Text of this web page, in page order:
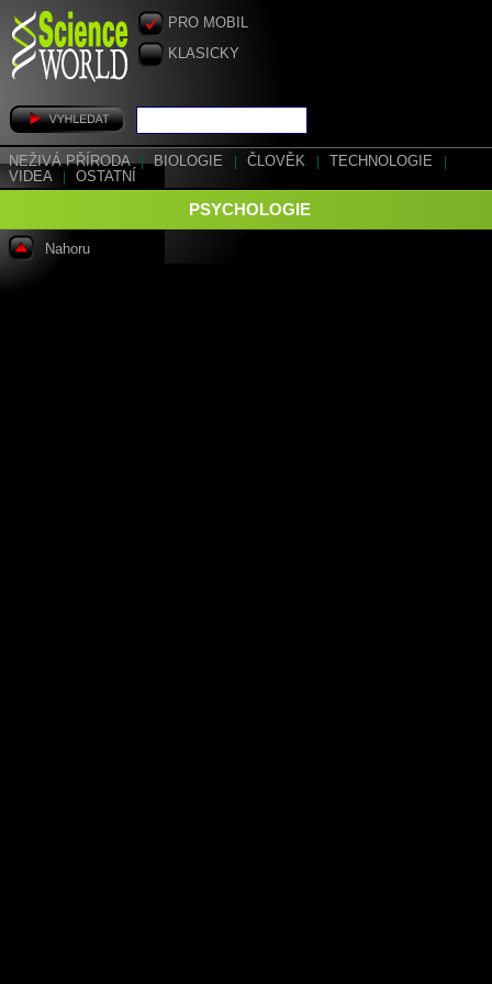
PRO MOBIL
KLASICKY
NEŽIVÁ PŘÍRODA | BIOLOGIE ČLOVĚK TECHNOLOGIE
VIDEA
OSTATNÍ
PSYCHOLOGIE
Nahoru